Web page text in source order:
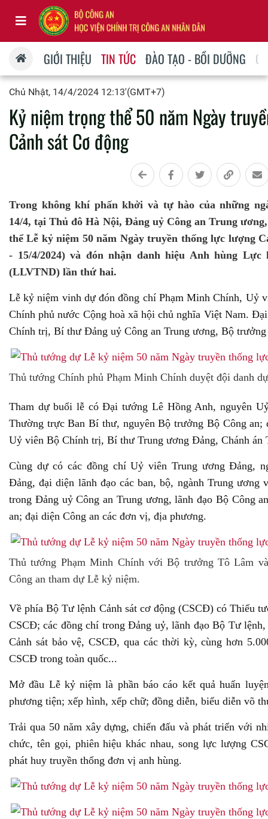
GIỚI THIỆU TIN TỨC ĐÀO TẠO - BỒI DƯỠNG
Chủ Nhật, 14/4/2024 12:13'(GMT+7)
Kỷ niệm trọng thể 50 năm Ngày
Cảnh sát Cơ động
Trong không khí phấn khởi và tự hào của những
14/4, tại Thủ đô Hà Nội, Đảng uỷ Công an Trung
thể Lễ kỷ niệm 50 năm Ngày truyền thống lực lượng
- 15/4/2024) và đón nhận danh hiệu Anh hùng
(LLVTND) lần thứ hai.
Lễ kỷ niệm vinh dự đón đồng chí Phạm Minh Chính, Uỷ
Chính phủ nước Cộng hoà xã hội chủ nghĩa Việt Nam.
Chính trị, Bí thư Đảng uỷ Công an Trung ương, Bộ
Thủ tướng Chính phủ Phạm Minh Chính duyệt đội danh
Tham dự buổi lễ có Đại tướng Lê Hồng Anh, nguyên
Thường trực Ban Bí thư, nguyên Bộ trưởng Bộ Công an;
Uỷ viên Bộ Chính trị, Bí thư Trung ương Đảng, Chánh án
Cùng dự có các đồng chí Uỷ viên Trung ương Đảng,
Đảng, đại diện lãnh đạo các ban, bộ, ngành Trung ương
trong Đảng uỷ Công an Trung ương, lãnh đạo Bộ Công
an; đại diện Công an các đơn vị, địa phương.
Thủ tướng Phạm Minh Chính với Bộ trưởng Tô Lâm
Công an tham dự Lễ kỷ niệm.
Về phía Bộ Tư lệnh Cảnh sát cơ động (CSCĐ) có Thiếu
CSCĐ; các đồng chí trong Đảng uỷ, lãnh đạo Bộ Tư
Cảnh sát bảo vệ, CSCĐ, qua các thời kỳ, cùng hơn
CSCĐ trong toàn quốc...
Mở đầu Lễ kỷ niệm là phần báo cáo kết quả huấn
phương tiện; xếp hình, xếp chữ; đồng diễn, biểu diễn võ
Trải qua 50 năm xây dựng, chiến đấu và phát triển với
chức, tên gọi, phiên hiệu khác nhau, song lực lượng
phát huy truyền thống đơn vị anh hùng.